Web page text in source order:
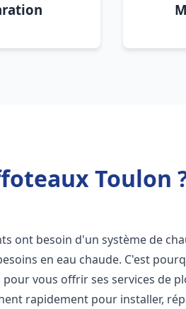
Toulon
ont besoin d'un système de
en eau chaude. C'est
pour vous offrir ses services de
rapidement pour installer,